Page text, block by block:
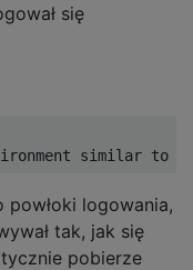
się
similar to
powłoki logowania,
tak, jak się
pobierze